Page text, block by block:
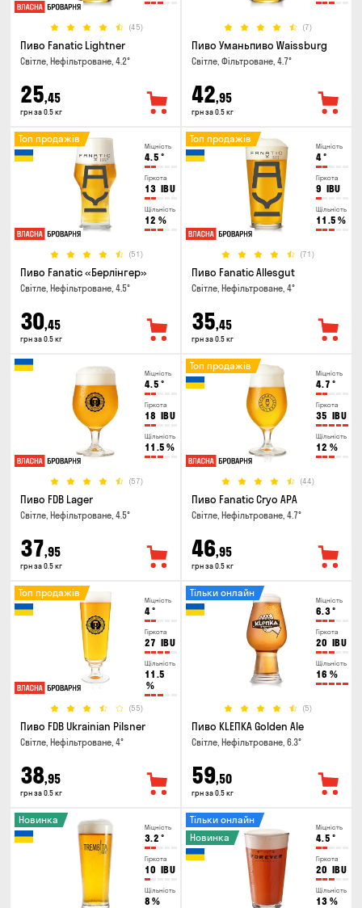
(45)
Пиво Fanatic Lightner
Світле, Нефільтроване, 4.2°
25,45
грн за 0.5 кг
(7)
Пиво Уманьпиво Waissburg
Світле, Фільтроване, 4.7°
42,95
грн за 0.5 кг
Міцність
4.5 °
Гіркота
13 IBU
Щільність
12 %
(51)
Топ продажів
Пиво Fanatic «Берлінгер»
Світле, Нефільтроване, 4.5°
30,45
грн за 0.5 кг
Міцність
4°
Гіркота
9 IBU
Щільність
11.5 %
(71)
Топ продажів
Пиво Fanatic Allesgut
Світле, Нефільтроване, 4°
35,45
грн за 0.5 кг
Міцність
4.5 °
Гіркота
18 IBU
Щільність
11.5 %
(57)
Пиво FDB Lager
Світле, Нефільтроване, 4.5°
37,95
грн за 0.5 кг
Міцність
4.7 °
Гіркота
35 IBU
Щільність
12 %
(44)
Топ продажів
Пиво Fanatic Cryo APA
Світле, Нефільтроване, 4.7°
46,95
грн за 0.5 кг
Міцність
4°
Гіркота
27 IBU
Щільність
11.5
%
(55)
Топ продажів
Пиво FDB Ukrainian Pilsner
Світле, Нефільтроване, 4°
38,95
грн за 0.5 кг
Міцність
6.3°
Гіркота
20 IBU
Щільність
16 %
(5)
Тільки онлайн
Пиво KLEПКА Golden Ale
Світле, Нефільтроване, 6.3°
59,50
грн за 0.5 кг
Міцність
3.2 °
Гіркота
10 IBU
Щільність
8 %
Новинка
Міцність
4.5 °
Гіркота
20 IBU
Щільність
13 %
Тільки онлайн
Новинка